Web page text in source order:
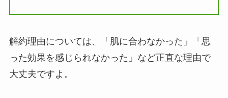
解約理由については、「肌に合わなかった」「思
った効果を感じられなかった」など正直な理由で
大丈夫ですよ。